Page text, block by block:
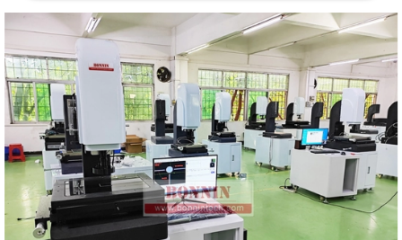
एक
उद्धरण
का
अनुरोध
करें
साइटमैप